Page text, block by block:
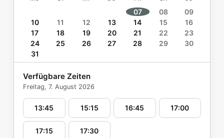
07 08
09
10
11 12 13 14 15
16
17
18 19 20 21 22
23
24
25 26 27 28 29
30
31
Verfügbare Zeiten
Freitag, 7. August 2026
13:45 15:15 16:45 17:00
17:15 17:30